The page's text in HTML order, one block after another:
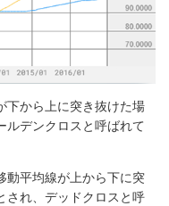
下から上に突き抜けた場
ルデンクロスと呼ばれて
動平均線が上から下に突
され、デッドクロスと呼